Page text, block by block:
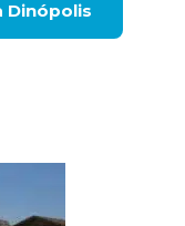
Dinópolis